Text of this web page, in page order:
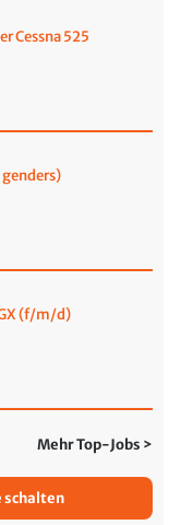
Cessna 525
genders)
(f/m/d)
Mehr Top-Jobs >
schalten